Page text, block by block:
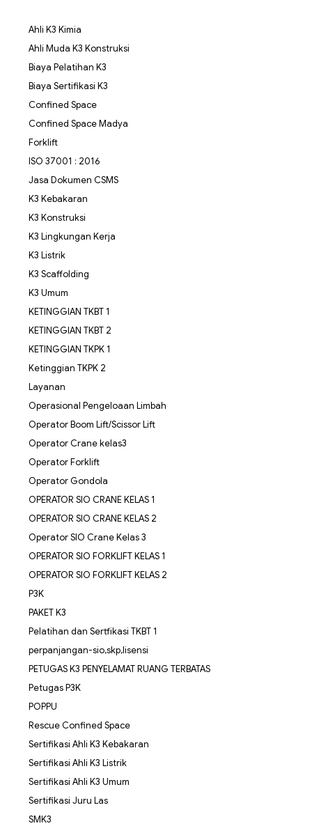
Ahli K3 Kimia
Ahli Muda K3 Konstruksi
Biaya Pelatihan K3
Biaya Sertifikasi K3
Confined Space
Confined Space Madya
Forklift
ISO 37001 : 2016
Jasa Dokumen CSMS
K3 Kebakaran
K3 Konstruksi
K3 Lingkungan Kerja
K3 Listrik
K3 Scaffolding
K3 Umum
KETINGGIAN TKBT 1
KETINGGIAN TKBT 2
KETINGGIAN TKPK 1
Ketinggian TKPK 2
Layanan
Operasional Pengeloaan Limbah
Operator Boom Lift/Scissor Lift
Operator Crane kelas3
Operator Forklift
Operator Gondola
OPERATOR SIO CRANE KELAS 1
OPERATOR SIO CRANE KELAS 2
Operator SIO Crane Kelas 3
OPERATOR SIO FORKLIFT KELAS 1
OPERATOR SIO FORKLIFT KELAS 2
P3K
PAKET K3
Pelatihan dan Sertfikasi TKBT 1
perpanjangan-sio,skp,lisensi
PETUGAS K3 PENYELAMAT RUANG TERBATAS
Petugas P3K
POPPU
Rescue Confined Space
Sertifikasi Ahli K3 Kebakaran
Sertifikasi Ahli K3 Listrik
Sertifikasi Ahli K3 Umum
Sertifikasi Juru Las
SMK3